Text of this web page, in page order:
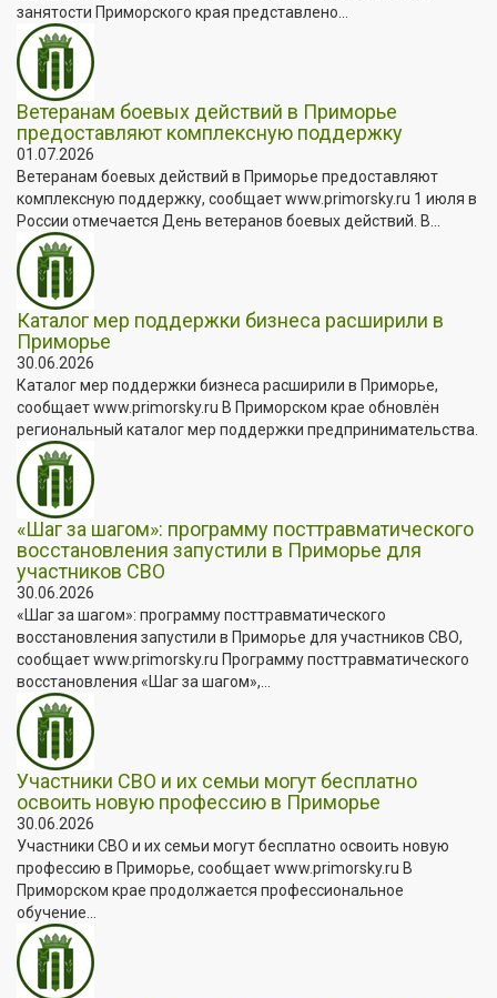
занятости Приморского края представлено...
Ветеранам боевых действий в Приморье
предоставляют комплексную поддержку
01.07.2026
Ветеранам боевых действий в Приморье предоставляют
комплексную поддержку, сообщает www.primorsky.ru 1 июля в
России отмечается День ветеранов боевых действий. В...
Каталог мер поддержки бизнеса расширили в
Приморье
30.06.2026
Каталог мер поддержки бизнеса расширили в Приморье,
сообщает www.primorsky.ru В Приморском крае обновлён
региональный каталог мер поддержки предпринимательства.
«Шаг за шагом»: программу посттравматического
восстановления запустили в Приморье для
участников СВО
30.06.2026
«Шаг за шагом»: программу посттравматического
восстановления запустили в Приморье для участников СВО,
сообщает www.primorsky.ru Программу посттравматического
восстановления «Шаг за шагом»,...
Участники СВО и их семьи могут бесплатно
освоить новую профессию в Приморье
30.06.2026
Участники СВО и их семьи могут бесплатно освоить новую
профессию в Приморье, сообщает www.primorsky.ru В
Приморском крае продолжается профессиональное
обучение...